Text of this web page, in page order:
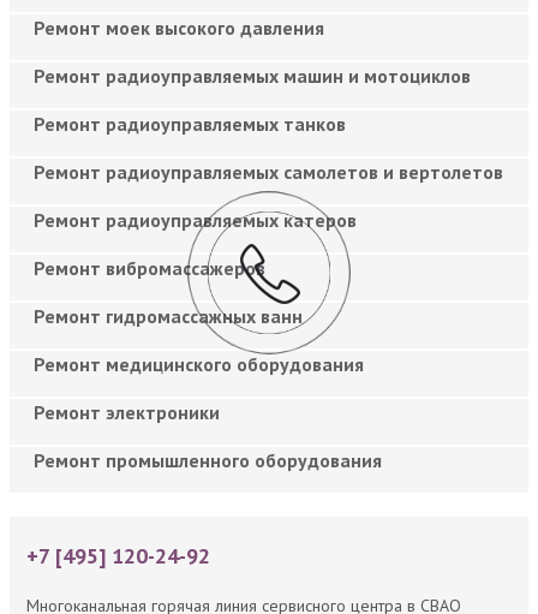
Ремонт моек высокого давления
Ремонт радиоуправляемых машин и мотоциклов
Ремонт радиоуправляемых танков
Ремонт радиоуправляемых самолетов и вертолетов
Ремонт радиоуправляемых катеров
Ремонт вибромассажеров
Ремонт гидромассажных ванн
Ремонт медицинского оборудования
Ремонт электроники
Ремонт промышленного оборудования
+7 [495] 120-24-92
Многоканальная горячая линия сервисного центра в СВАО